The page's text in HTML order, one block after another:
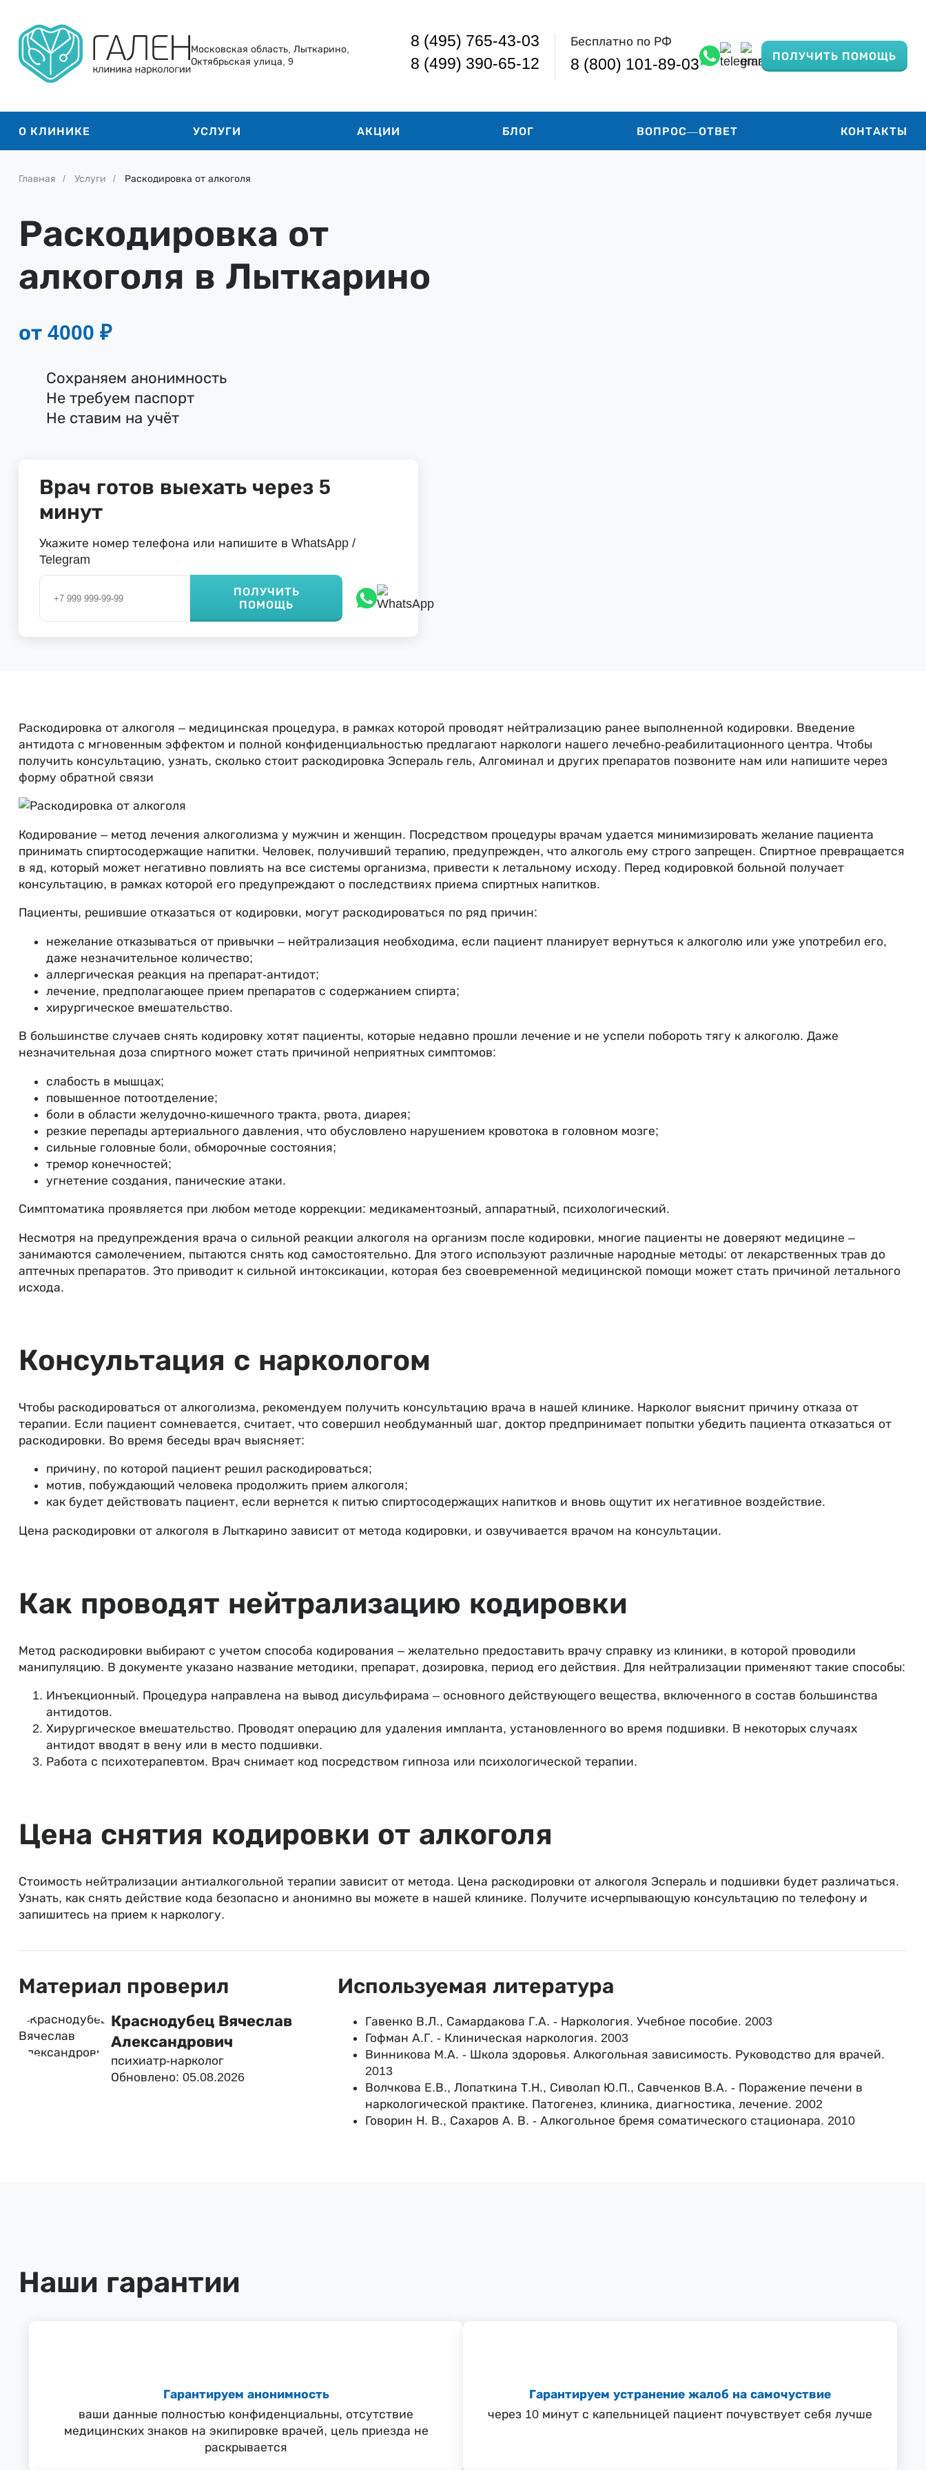
Московская область, Лыткарино,
Октябрьская улица, 9
8 (495) 765-43-03
8 (499) 390-65-12
Бесплатно по РФ
8 (800) 101-89-03 ПОЛУЧИТЬ ПОМОЩЬ
О КЛИНИКЕ УСЛУГИ АКЦИИ БЛОГ ВОПРОС—ОТВЕТ КОНТАКТЫ
Главная Услуги Раскодировка от алкоголя
Раскодировка от
алкоголя в Лыткарино
от 4000 ₽
Сохраняем анонимность
Не требуем паспорт
Не ставим на учёт
Врач готов выехать через 5
минут
Укажите номер телефона или напишите в WhatsApp /
Telegram
ПОЛУЧИТЬ
ПОМОЩЬ
Раскодировка от алкоголя – медицинская процедура, в рамках которой проводят нейтрализацию ранее выполненной кодировки. Введение
антидота с мгновенным эффектом и полной конфиденциальностью предлагают наркологи нашего лечебно-реабилитационного центра. Чтобы
получить консультацию, узнать, сколько стоит раскодировка Эспераль гель, Алгоминал и других препаратов позвоните нам или напишите через
форму обратной связи
Кодирование – метод лечения алкоголизма у мужчин и женщин. Посредством процедуры врачам удается минимизировать желание пациента
принимать спиртосодержащие напитки. Человек, получивший терапию, предупрежден, что алкоголь ему строго запрещен. Спиртное превращается
в яд, который может негативно повлиять на все системы организма, привести к летальному исходу. Перед кодировкой больной получает
консультацию, в рамках которой его предупреждают о последствиях приема спиртных напитков.
Пациенты, решившие отказаться от кодировки, могут раскодироваться по ряд причин:
нежелание отказываться от привычки – нейтрализация необходима, если пациент планирует вернуться к алкоголю или уже употребил его,
даже незначительное количество;
аллергическая реакция на препарат-антидот;
лечение, предполагающее прием препаратов с содержанием спирта;
хирургическое вмешательство.
В большинстве случаев снять кодировку хотят пациенты, которые недавно прошли лечение и не успели побороть тягу к алкоголю. Даже
незначительная доза спиртного может стать причиной неприятных симптомов:
слабость в мышцах;
повышенное потоотделение;
боли в области желудочно-кишечного тракта, рвота, диарея;
резкие перепады артериального давления, что обусловлено нарушением кровотока в головном мозге;
сильные головные боли, обморочные состояния;
тремор конечностей;
угнетение создания, панические атаки.
Симптоматика проявляется при любом методе коррекции: медикаментозный, аппаратный, психологический.
Несмотря на предупреждения врача о сильной реакции алкоголя на организм после кодировки, многие пациенты не доверяют медицине –
занимаются самолечением, пытаются снять код самостоятельно. Для этого используют различные народные методы: от лекарственных трав до
аптечных препаратов. Это приводит к сильной интоксикации, которая без своевременной медицинской помощи может стать причиной летального
исхода.
Консультация с наркологом
Чтобы раскодироваться от алкоголизма, рекомендуем получить консультацию врача в нашей клинике. Нарколог выяснит причину отказа от
терапии. Если пациент сомневается, считает, что совершил необдуманный шаг, доктор предпринимает попытки убедить пациента отказаться от
раскодировки. Во время беседы врач выясняет:
причину, по которой пациент решил раскодироваться;
мотив, побуждающий человека продолжить прием алкоголя;
как будет действовать пациент, если вернется к питью спиртосодержащих напитков и вновь ощутит их негативное воздействие.
Цена раскодировки от алкоголя в Лыткарино зависит от метода кодировки, и озвучивается врачом на консультации.
Как проводят нейтрализацию кодировки
Метод раскодировки выбирают с учетом способа кодирования – желательно предоставить врачу справку из клиники, в которой проводили
манипуляцию. В документе указано название методики, препарат, дозировка, период его действия. Для нейтрализации применяют такие способы:
Инъекционный. Процедура направлена на вывод дисульфирама – основного действующего вещества, включенного в состав большинства
антидотов.
Хирургическое вмешательство. Проводят операцию для удаления импланта, установленного во время подшивки. В некоторых случаях
антидот вводят в вену или в место подшивки.
Работа с психотерапевтом. Врач снимает код посредством гипноза или психологической терапии.
Цена снятия кодировки от алкоголя
Стоимость нейтрализации антиалкогольной терапии зависит от метода. Цена раскодировки от алкоголя Эспераль и подшивки будет различаться.
Узнать, как снять действие кода безопасно и анонимно вы можете в нашей клинике. Получите исчерпывающую консультацию по телефону и
запишитесь на прием к наркологу.
Материал проверил
Краснодубец Вячеслав
Александрович
психиатр-нарколог
Обновлено: 05.08.2026
Используемая литература
Гавенко В.Л., Самардакова Г.А. - Наркология. Учебное пособие. 2003
Гофман А.Г. - Клиническая наркология. 2003
Винникова М.А. - Школа здоровья. Алкогольная зависимость. Руководство для врачей.
2013
Волчкова Е.В., Лопаткина Т.Н., Сиволап Ю.П., Савченков В.А. - Поражение печени в
наркологической практике. Патогенез, клиника, диагностика, лечение. 2002
Говорин Н. В., Сахаров А. В. - Алкогольное бремя соматического стационара. 2010
Наши гарантии
Гарантируем анонимность
ваши данные полностью конфиденциальны, отсутствие
медицинских знаков на экипировке врачей, цель приезда не
раскрывается
Гарантируем устранение жалоб на самочуствие
через 10 минут с капельницей пациент почувствует себя лучше